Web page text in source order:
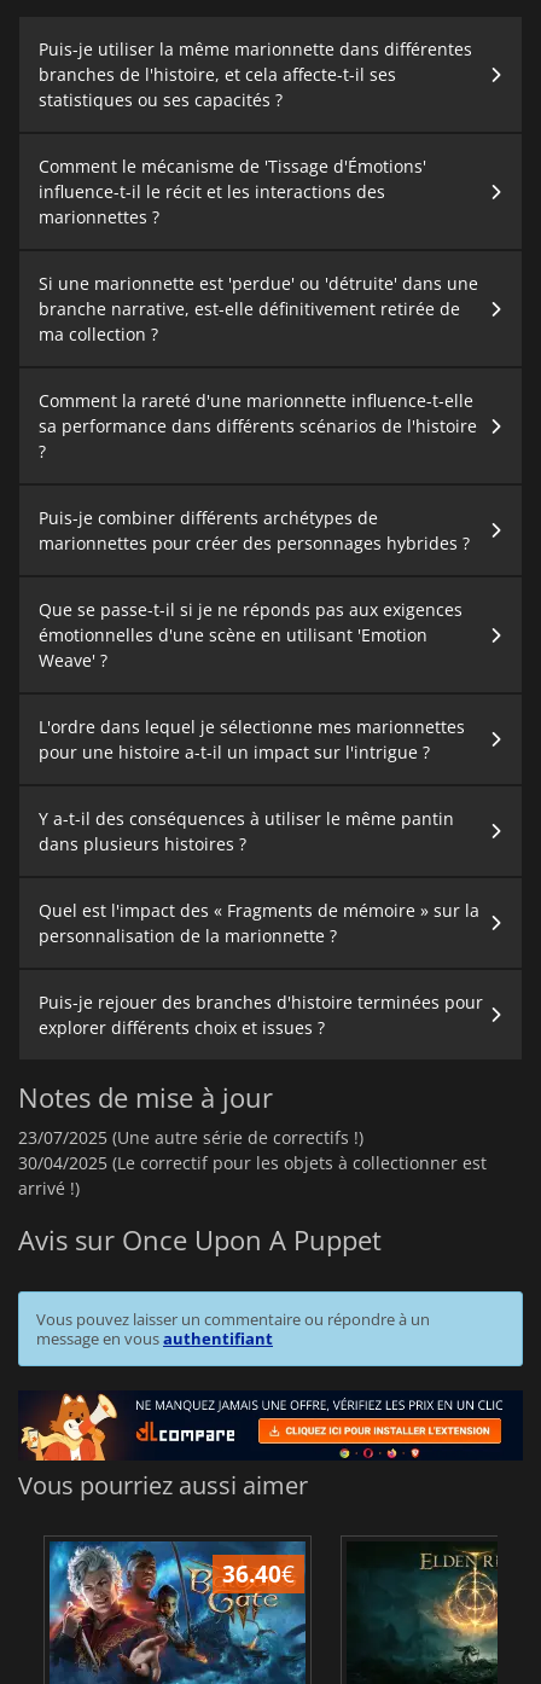
Puis-je utiliser la même marionnette dans différentes
branches de l'histoire, et cela affecte-t-il ses
statistiques ou ses capacités ?
Comment le mécanisme de 'Tissage d'Émotions'
influence-t-il le récit et les interactions des
marionnettes ?
Si une marionnette est 'perdue' ou 'détruite' dans une
branche narrative, est-elle définitivement retirée de
ma collection ?
Comment la rareté d'une marionnette influence-t-elle
sa performance dans différents scénarios de l'histoire
?
Puis-je combiner différents archétypes de
marionnettes pour créer des personnages hybrides ?
Que se passe-t-il si je ne réponds pas aux exigences
émotionnelles d'une scène en utilisant 'Emotion
Weave' ?
L'ordre dans lequel je sélectionne mes marionnettes
pour une histoire a-t-il un impact sur l'intrigue ?
Y a-t-il des conséquences à utiliser le même pantin
dans plusieurs histoires ?
Quel est l'impact des « Fragments de mémoire » sur la
personnalisation de la marionnette ?
Puis-je rejouer des branches d'histoire terminées pour
explorer différents choix et issues ?
Notes de mise à jour
23/07/2025 (Une autre série de correctifs !)
30/04/2025 (Le correctif pour les objets à collectionner est
arrivé !)
Avis sur Once Upon A Puppet
Vous pouvez laisser un commentaire ou répondre à un
message en vousauthentifiant
Vous pourriez aussi aimer
36.40€